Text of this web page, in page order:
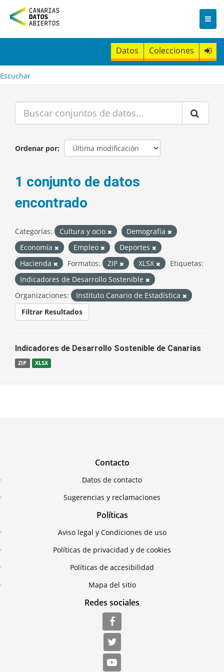
n
t
Datos Colecciones
Escuchar
Ordenar por
1 conjunto de datos
encontrado
Categorías: Cultura y ocio
Demografía
Economía
Empleo
Deportes
Hacienda
Formatos: ZIP XLSX
Etiquetas:
Indicadores de Desarrollo Sostenible
Organizaciones:
Instituto Canario de Estadística
Filtrar Resultados
Indicadores de Desarrollo Sostenible de Canarias
ZIP XLSX
Contacto
Datos de contacto
Sugerencias y reclamaciones
Políticas
Aviso legal y Condiciones de uso
Políticas de privacidad y de cookies
Políticas de accesibilidad
Mapa del sitio
Redes sociales